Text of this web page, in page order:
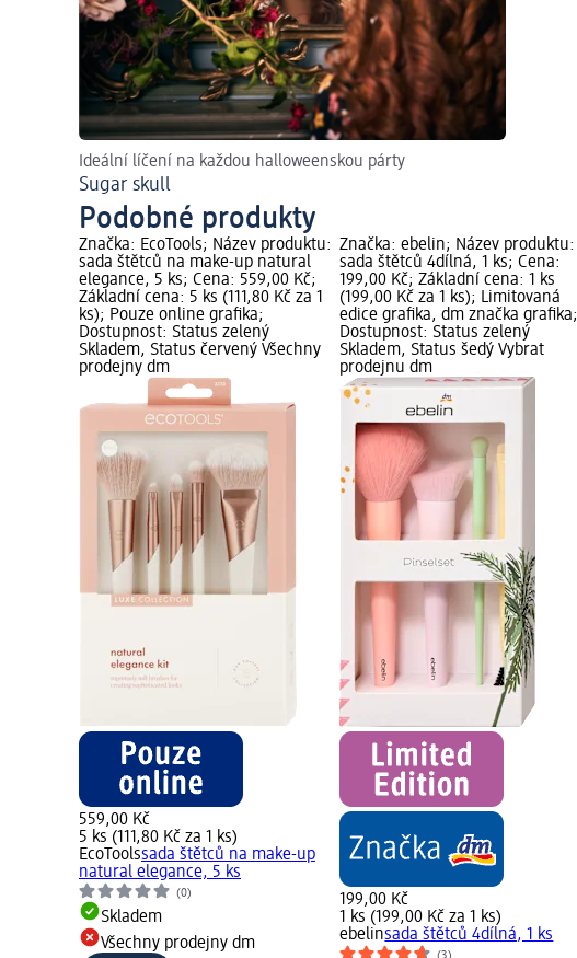
Ideální líčení na každou halloweenskou párty
Sugar skull
Podobné produkty
Značka: EcoTools; Název produktu:
sada štětců na make-up natural
elegance, 5 ks; Cena: 559,00 Kč;
Základní cena: 5 ks (111,80 Kč za 1
ks); Pouze online grafika;
Dostupnost: Status zelený
Skladem, Status červený Všechny
prodejny dm
559,00 Kč
5 ks (111,80 Kč za 1 ks)
EcoToolssada štětců na make-up
natural elegance, 5 ks
(0)
Skladem
Všechny prodejny dm
Značka: ebelin; Název produktu:
sada štětců 4dílná, 1 ks; Cena:
199,00 Kč; Základní cena: 1 ks
(199,00 Kč za 1 ks); Limitovaná
edice grafika, dm značka grafika;
Dostupnost: Status zelený
Skladem, Status šedý Vybrat
prodejnu dm
199,00 Kč
1 ks (199,00 Kč za 1 ks)
ebelinsada štětců 4dílná, 1 ks